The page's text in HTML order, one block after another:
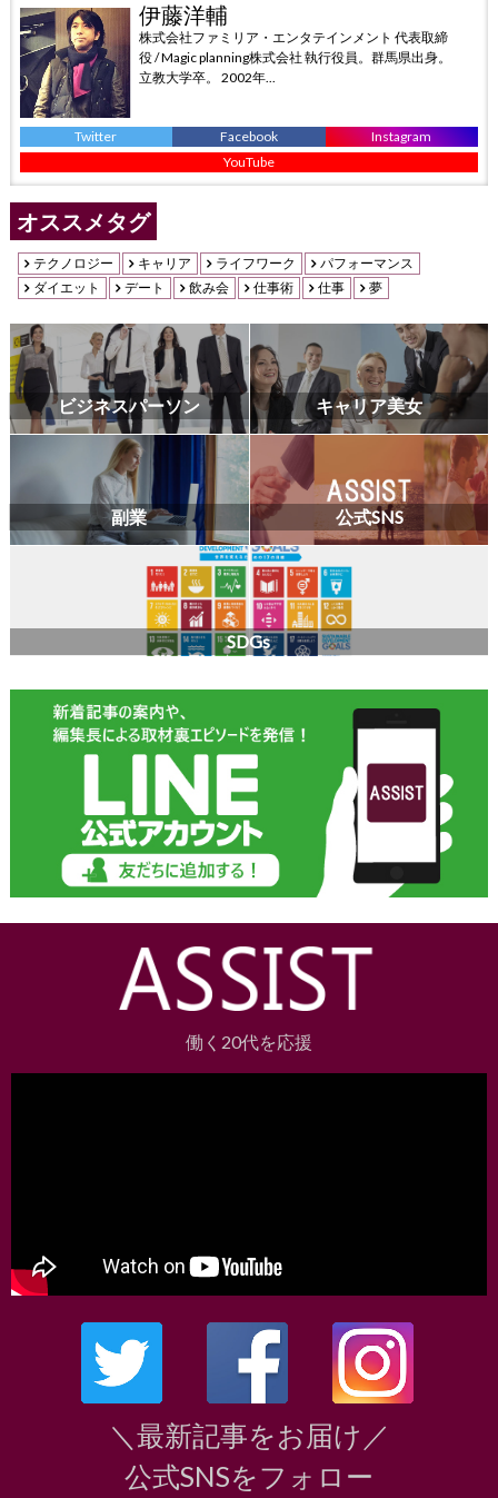
伊藤洋輔
株式会社ファミリア・エンタテインメント 代表取締
役 / Magic planning株式会社 執行役員。群馬県出身。
立教大学卒。 2002年...
Twitter Facebook
Instagram
YouTube
オススメタグ
テクノロジー キャリア ライフワーク
パフォーマンス
ダイエット
デート 飲み会 仕事術 仕事 夢
ビジネスパーソン キャリア美女
副業 公式SNS
SDGs
働く20代を応援
＼最新記事をお届け／
公式SNSをフォロー